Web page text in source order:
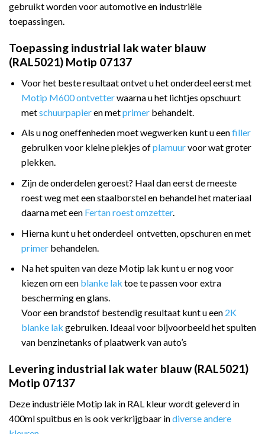
gebruikt worden voor automotive en industriële
toepassingen.
Toepassing industrial lak water blauw
(RAL5021) Motip 07137
Voor het beste resultaat ontvet u het onderdeel eerst met
Motip M600 ontvetterwaarna u het lichtjes opschuurt
metschuurpapieren metprimer behandelt.
Als u nog oneffenheden moet wegwerken kunt u eenfiller
gebruiken voor kleine plekjes ofplamuurvoor wat groter
plekken.
Zijn de onderdelen geroest? Haal dan eerst de meeste
roest weg met een staalborstel en behandel het materiaal
daarna met een Fertan roest omzetter.
Hierna kunt u het onderdeel ontvetten, opschuren en met
primer behandelen.
Na het spuiten van deze Motip lak kunt u er nog voor
kiezen om een blanke lak toe te passen voor extra
bescherming en glans.
Voor een brandstof bestendig resultaat kunt u een 2K
blanke lak gebruiken. Ideaal voor bijvoorbeeld het spuiten
van benzinetanks of plaatwerk van auto’s
Levering industrial lak water blauw (RAL5021)
Motip 07137
Deze industriële Motip lak in RAL kleur wordt geleverd in
400ml spuitbus en is ook verkrijgbaar indiverse andere